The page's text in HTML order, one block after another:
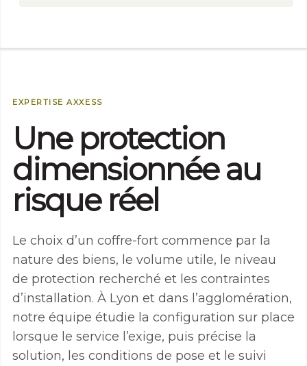
EXPERTISE AXXESS
Une protection
dimensionnée au
risque réel
Le choix d’un coffre-fort commence par la
nature des biens, le volume utile, le niveau
de protection recherché et les contraintes
d’installation. À Lyon et dans l’agglomération,
notre équipe étudie la configuration sur place
lorsque le service l’exige, puis précise la
solution, les conditions de pose et le suivi
sont nécessaires
au
fonctionnement
du site Web.
puissions
améliorer la
fonctionnalité
et la structure
du site Web,
en fonction
de la façon
dont le site
Web est
utilisé.